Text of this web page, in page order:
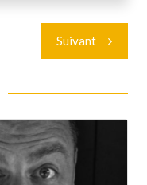
Suivant